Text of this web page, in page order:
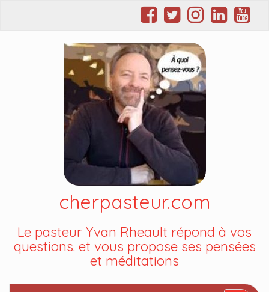
cherpasteur.com
Le pasteur Yvan Rheault répond à vos
questions. et vous propose ses pensées
et méditations